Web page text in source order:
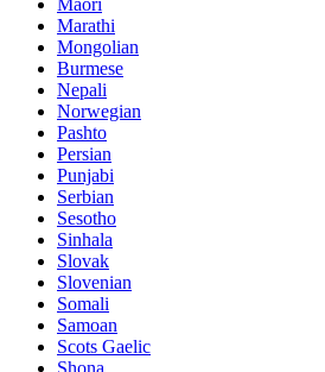
Maori
Marathi
Mongolian
Burmese
Nepali
Norwegian
Pashto
Persian
Punjabi
Serbian
Sesotho
Sinhala
Slovak
Slovenian
Somali
Samoan
Scots Gaelic